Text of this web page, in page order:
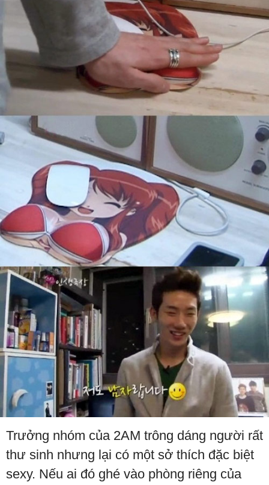
Trưởng nhóm của 2AM trông dáng người rất
thư sinh nhưng lại có một sở thích đặc biệt
sexy. Nếu ai đó ghé vào phòng riêng của